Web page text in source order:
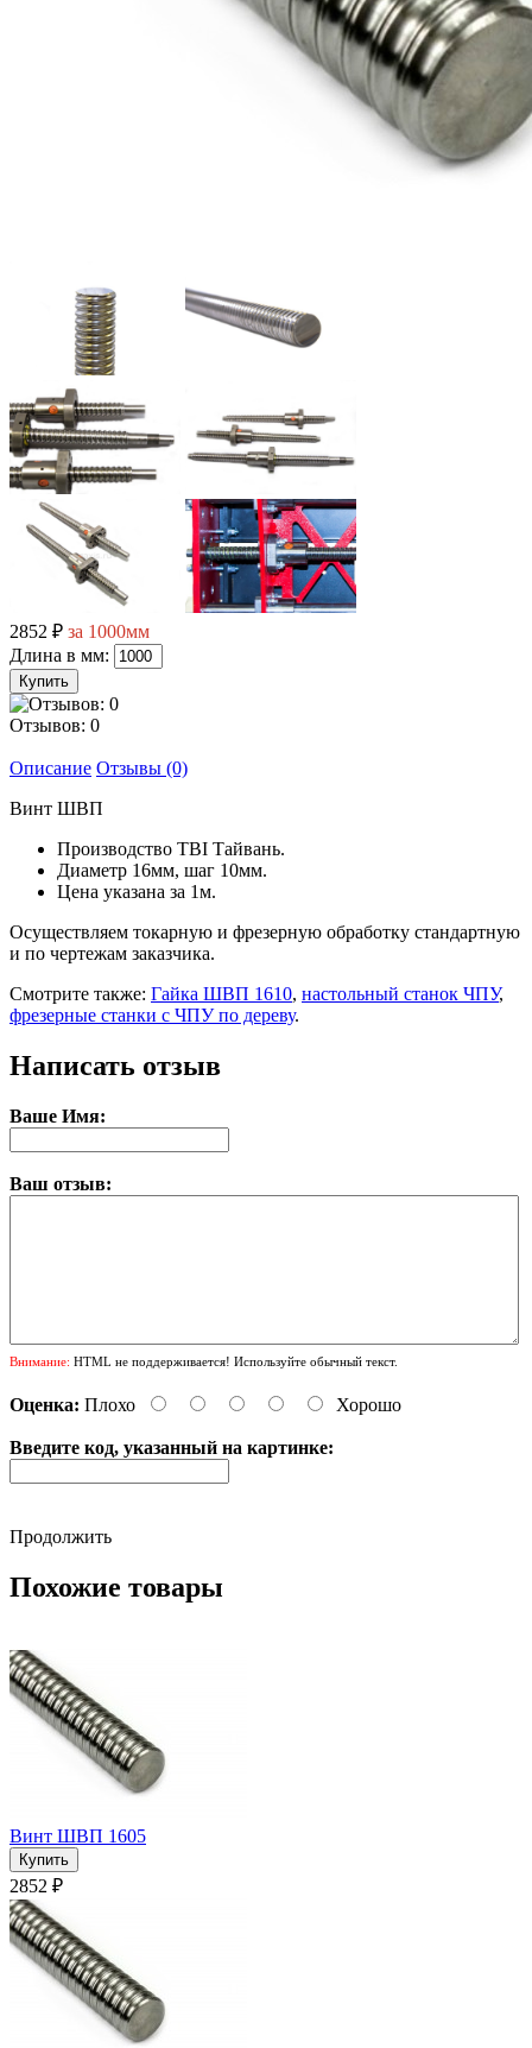
2852 ₽ за 1000мм
Длина в мм:
Отзывов: 0
Описание Отзывы (0)
Винт ШВП
Производство TBI Тайвань.
Диаметр 16мм, шаг 10мм.
Цена указана за 1м.
Осуществляем токарную и фрезерную обработку стандартную
и по чертежам заказчика.
Смотрите также: Гайка ШВП 1610, настольный станок ЧПУ,
фрезерные станки с ЧПУ по дереву.
Написать отзыв
Ваше Имя:
Ваш отзыв:
Внимание: HTML не поддерживается! Используйте обычный текст.
Оценка: Плохо Хорошо
Введите код, указанный на картинке:
Продолжить
Похожие товары
Винт ШВП 1605
2852 ₽